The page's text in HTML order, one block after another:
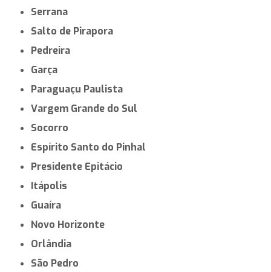
Serrana
Salto de Pirapora
Pedreira
Garça
Paraguaçu Paulista
Vargem Grande do Sul
Socorro
Espírito Santo do Pinhal
Presidente Epitácio
Itápolis
Guaíra
Novo Horizonte
Orlândia
São Pedro